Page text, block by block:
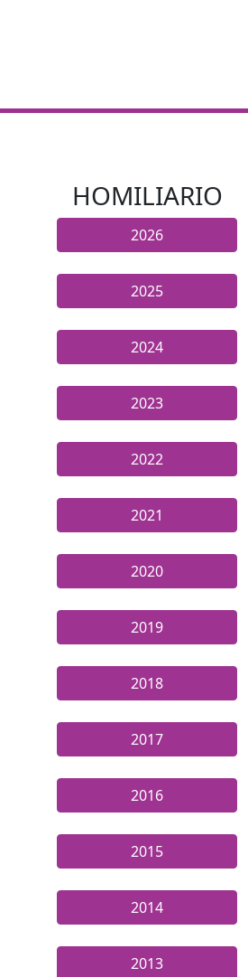
HOMILIARIO
2026
2025
2024
2023
2022
2021
2020
2019
2018
2017
2016
2015
2014
2013